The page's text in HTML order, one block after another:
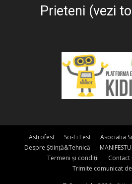
Prieteni (vezi
Astrofest Sci-Fi Fest
Asociatia
Despre Știință&Tehnică
Termeni și condiții
Trimite comunicat